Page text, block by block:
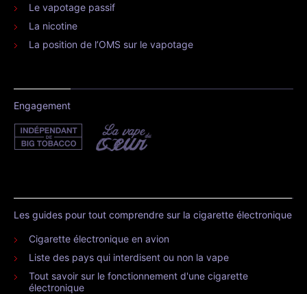
Le vapotage passif
La nicotine
La position de l’OMS sur le vapotage
Engagement
Les guides pour tout comprendre sur la cigarette électronique
Cigarette électronique en avion
Liste des pays qui interdisent ou non la vape
Tout savoir sur le fonctionnement d'une cigarette
électronique